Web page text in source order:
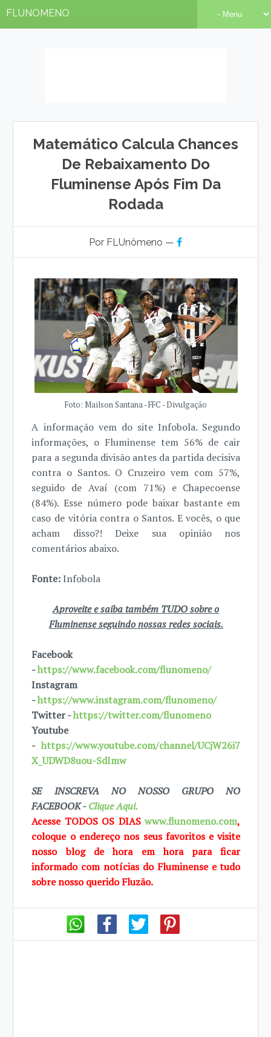
FLUNOMENO
Matemático Calcula Chances
De Rebaixamento Do
Fluminense Após Fim Da
Rodada
Por FLUnômeno —
Foto: Mailson Santana - FFC - Divulgação
A informação vem do site Infobola. Segundo
informações, o Fluminense tem 56% de cair
para a segunda divisão antes da partida decisiva
contra o Santos. O Cruzeiro vem com 57%,
seguido de Avaí (com 71%) e Chapecoense
(84%). Esse número pode baixar bastante em
caso de vitória contra o Santos. E vocês, o que
acham disso?! Deixe sua opinião nos
comentários abaixo.
Fonte:Infobola
Aproveite e saiba também TUDO sobre o
Fluminense seguindo nossas redes sociais.
Facebook
-https://www.facebook.com/flunomeno/
Instagram
-https://www.instagram.com/flunomeno/
Twitter -https://twitter.com/flunomeno
Youtube
-https://www.youtube.com/channel/UCjW26i7
X_UDWD8uou-SdImw
SE INSCREVA NO NOSSO GRUPO NO
FACEBOOK -Clique Aqui.
Acesse TODOS OS DIASwww.flunomeno.com,
coloque o endereço nos seus favoritos e visite
nosso blog de hora em hora para ficar
informado com notícias do Fluminense e tudo
sobre nosso querido Fluzão.